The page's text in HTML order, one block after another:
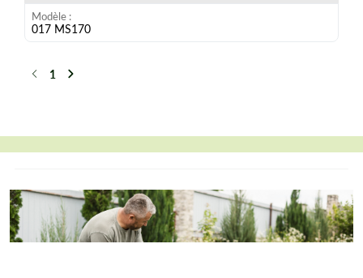
Modèle
017 MS170
Précédent
1 Suivant